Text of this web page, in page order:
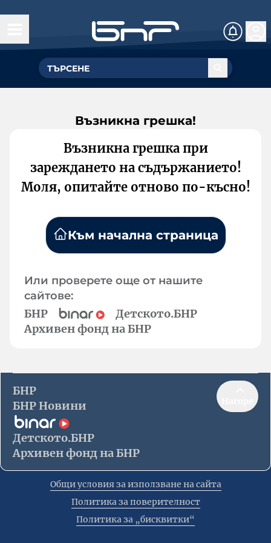
Възникна грешка!
Възникна грешка при
зареждането на съдържанието!
Моля, опитайте отново по-късно!
Към начална страница
Или проверете още от нашите
сайтове:
БНР
Детското.БНР
Архивен фонд на БНР
БНР
БНР Новини
Детското.БНР
Архивен фонд на БНР
Общи условия за използване на сайта
Политика за поверителност
Политика за „бисквитки“